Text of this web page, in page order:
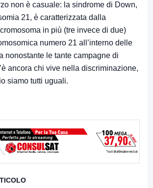
non è casuale: la sindrome di Down,
21, è caratterizzata dalla
in più (tre invece di due)
numero 21 all’interno delle
nonostante le tante campagne di
ancora chi vive nella discriminazione,
siamo tutti uguali.